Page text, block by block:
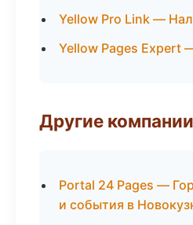
Yellow Pro Link —
Yellow Pages Expert
Другие компании
Portal 24 Pages —
и события в